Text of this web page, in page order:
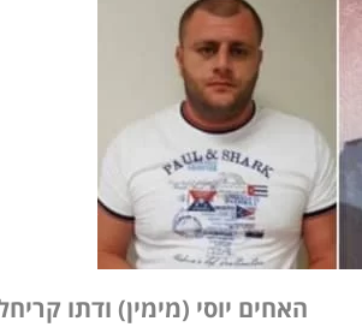
האחים יוסי (מימין) ודתו